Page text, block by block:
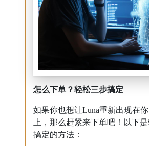
怎么下单？轻松三步搞定
如果你也想让Luna重新出现在
上，那么赶紧来下单吧！以下
搞定的方法：